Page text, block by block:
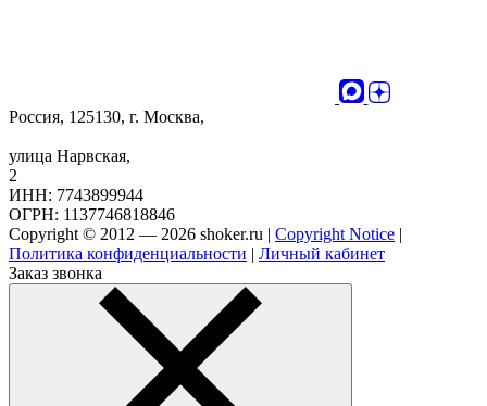
Россия, 125130, г. Москва,
улица Нарвская,
2
ИНН: 7743899944
ОГРН: 1137746818846
Copyright © 2012 — 2026 shoker.ru | Copyright Notice |
Политика конфиденциальности | Личный кабинет
Заказ звонка